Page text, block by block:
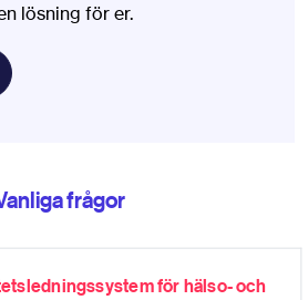
lösning för er.
frågor
för hälso- och